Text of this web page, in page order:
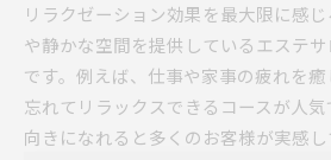
リラクゼーション効果を最大限に感
や静かな空間を提供しているエステ
です。例えば、仕事や家事の疲れを
忘れてリラックスできるコースが人
向きになれると多くのお客様が実感し